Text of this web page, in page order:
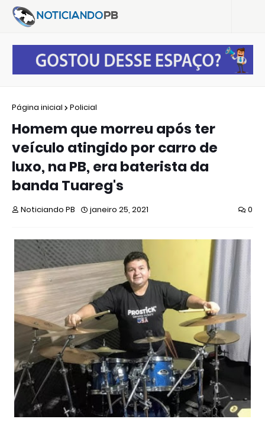
Página inicial Policial
Homem que morreu após ter
veículo atingido por carro de
luxo, na PB, era baterista da
banda Tuareg's
Noticiando PB janeiro 25, 2021 0